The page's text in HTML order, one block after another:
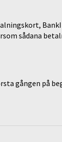
sådana
gången på